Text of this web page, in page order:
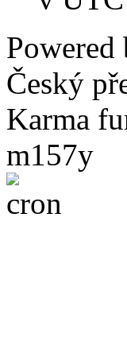
Powered
Český
Karma
m157y